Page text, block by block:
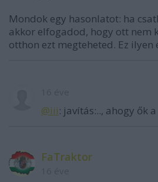
Mondok egy hasonlatot: ha
akkor elfogadod, hogy ott nem
otthon ezt megteheted. Ez ilyen
@iii: javítás:.., ahogy ők
FaTraktor